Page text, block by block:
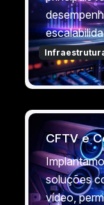
CFTV e
soluções
vídeo,